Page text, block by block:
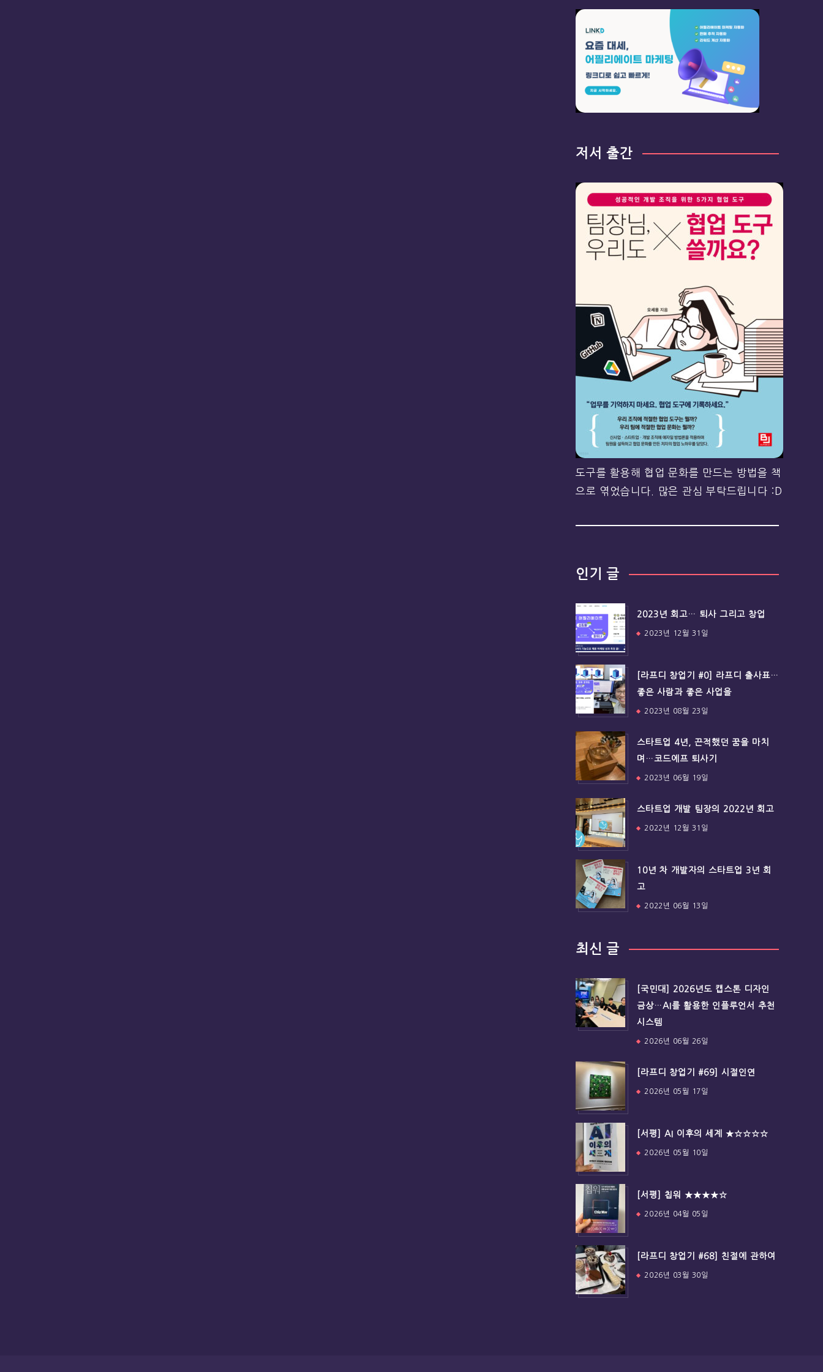
저서 출간
도구를 활용해 협업 문화를 만드는 방법을 책
으로 엮었습니다. 많은 관심 부탁드립니다 :D
인기 글
2023년 회고… 퇴사 그리고 창업
2023년 12월 31일
[라프디 창업기 #0] 라프디 출사표…
좋은 사람과 좋은 사업을
2023년 08월 23일
스타트업 4년, 끈적했던 꿈을 마치
며…코드에프 퇴사기
2023년 06월 19일
스타트업 개발 팀장의 2022년 회고
2022년 12월 31일
10년 차 개발자의 스타트업 3년 회
고
2022년 06월 13일
최신 글
[국민대] 2026년도 캡스톤 디자인
금상…AI를 활용한 인플루언서 추천
시스템
2026년 06월 26일
[라프디 창업기 #69] 시절인연
2026년 05월 17일
[서평] AI 이후의 세계 ★☆☆☆☆
2026년 05월 10일
[서평] 칩워 ★★★★☆
2026년 04월 05일
[라프디 창업기 #68] 친절에 관하여
2026년 03월 30일